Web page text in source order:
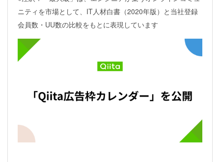
ニティを市場として、IT人材白書（2020年版）と当社登録
会員数・UU数の比較をもとに表現しています